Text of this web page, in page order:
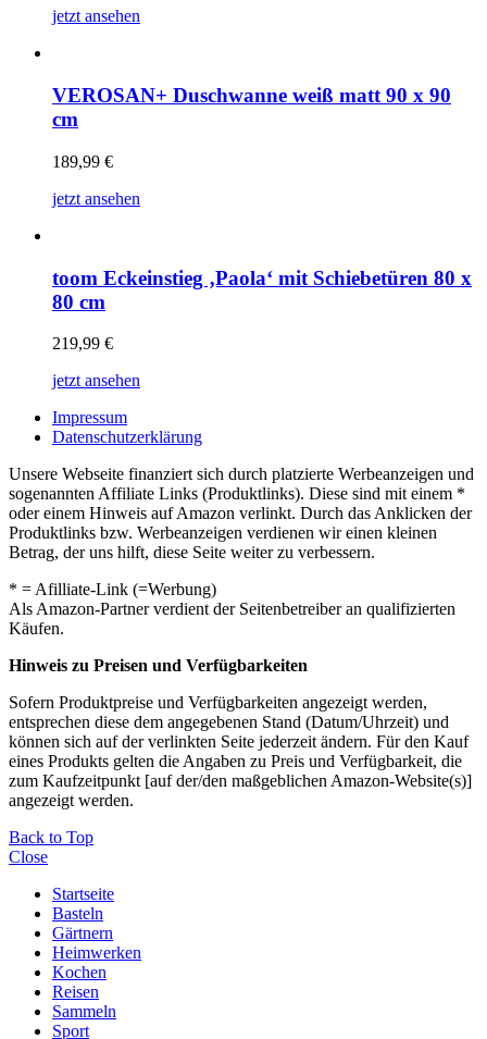
jetzt ansehen
VEROSAN+ Duschwanne weiß matt 90 x 90
cm
189,99 €
jetzt ansehen
toom Eckeinstieg ‚Paola‘ mit Schiebetüren 80 x
80 cm
219,99 €
jetzt ansehen
Impressum
Datenschutzerklärung
Unsere Webseite finanziert sich durch platzierte Werbeanzeigen und
sogenannten Affiliate Links (Produktlinks). Diese sind mit einem *
oder einem Hinweis auf Amazon verlinkt. Durch das Anklicken der
Produktlinks bzw. Werbeanzeigen verdienen wir einen kleinen
Betrag, der uns hilft, diese Seite weiter zu verbessern.
* = Afilliate-Link (=Werbung)
Als Amazon-Partner verdient der Seitenbetreiber an qualifizierten
Käufen.
Hinweis zu Preisen und Verfügbarkeiten
Sofern Produktpreise und Verfügbarkeiten angezeigt werden,
entsprechen diese dem angegebenen Stand (Datum/Uhrzeit) und
können sich auf der verlinkten Seite jederzeit ändern. Für den Kauf
eines Produkts gelten die Angaben zu Preis und Verfügbarkeit, die
zum Kaufzeitpunkt [auf der/den maßgeblichen Amazon-Website(s)]
angezeigt werden.
Back to Top
Close
Startseite
Basteln
Gärtnern
Heimwerken
Kochen
Reisen
Sammeln
Sport